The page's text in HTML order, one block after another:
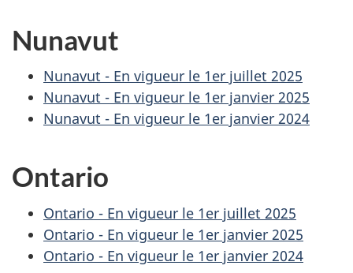
Nunavut
Nunavut - En vigueur le 1er juillet 2025
Nunavut - En vigueur le 1er janvier 2025
Nunavut - En vigueur le 1er janvier 2024
Ontario
Ontario - En vigueur le 1er juillet 2025
Ontario - En vigueur le 1er janvier 2025
Ontario - En vigueur le 1er janvier 2024